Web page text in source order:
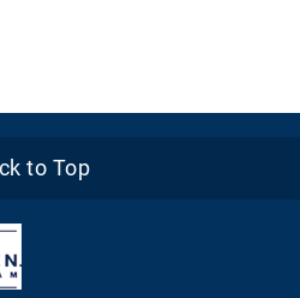
to Top